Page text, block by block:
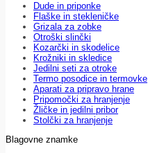
Dude in priponke
Flaške in stekleničke
Grizala za zobke
Otroški slinčki
Kozarčki in skodelice
Krožniki in skledice
Jedilni seti za otroke
Termo posodice in termovke
Aparati za pripravo hrane
Pripomočki za hranjenje
Žličke in jedilni pribor
Stolčki za hranjenje
Blagovne znamke